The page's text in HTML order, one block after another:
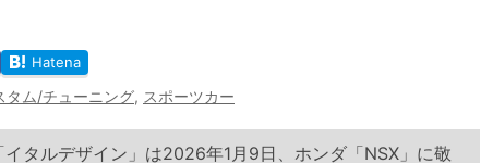
Hatena
タム/チューニング, スポーツカー
タルデザイン」は2026年1月9日、ホンダ「NSX」に敬